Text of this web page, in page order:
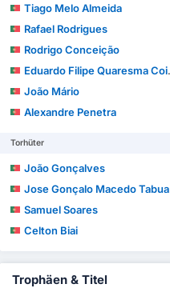
Tiago Melo Almeida
Rafael Rodrigues
Rodrigo Conceição
Eduardo Filipe Quaresma Coimbra Simões
João Mário
Alexandre Penetra
Torhüter
João Gonçalves
Jose Gonçalo Macedo Tabuaço
Samuel Soares
Celton Biai
Trophäen & Titel